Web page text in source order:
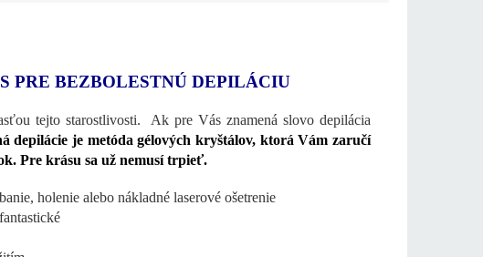
PRE BEZBOLESTNÚ DEPILÁCIU
tejto starostlivosti. Ak pre Vás znamená slovo depilácia
depilácie je metóda gélových kryštálov, ktorá Vám zaručí
Pre krásu sa už nemusí trpieť.
holenie alebo nákladné laserové ošetrenie